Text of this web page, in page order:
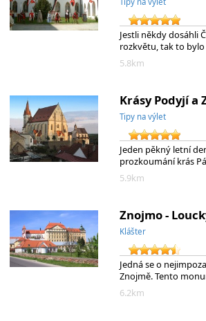
Jestli někdy dosáhli
rozkvětu, tak to
5.8km
Krásy Podyjí a
Tipy na výlet
Jeden pěkný letní
prozkoumání krás
5.9km
Znojmo -
Klášter
Jedná se o
Znojmě. Tento
6.2km